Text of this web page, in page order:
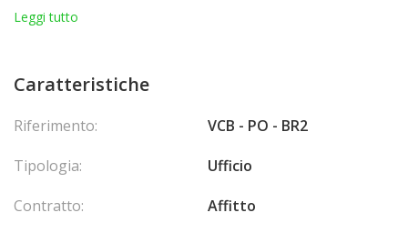
disposizione, così come l'accesso a Internet ad alta velocità per
garantire una connessione fluida ed efficiente.
di stampa con scanner, ricezione fax e fotocopiatrice, con 150
Per il massimo comfort, sono disponibili bevande calde e
prenotazione e disponibilità, anche nel prestigioso quartiere del
Il canone di locazione indicato per questa offerta si intende al
Leggi tutto
Caratteristiche
Riferimento:
VCB - PO - BR2
Tipologia:
Ufficio
Contratto:
Affitto